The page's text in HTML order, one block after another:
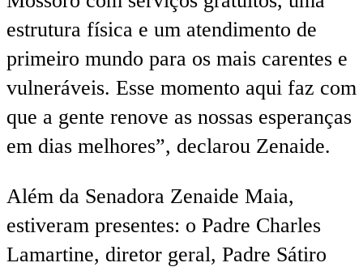
estrutura física e um atendimento de
primeiro mundo para os mais carentes e
vulneráveis. Esse momento aqui faz com
que a gente renove as nossas esperanças
em dias melhores”, declarou Zenaide.
Além da Senadora Zenaide Maia,
estiveram presentes: o Padre Charles
Lamartine, diretor geral, Padre Sátiro